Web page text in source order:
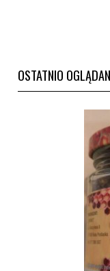
OSTATNIO